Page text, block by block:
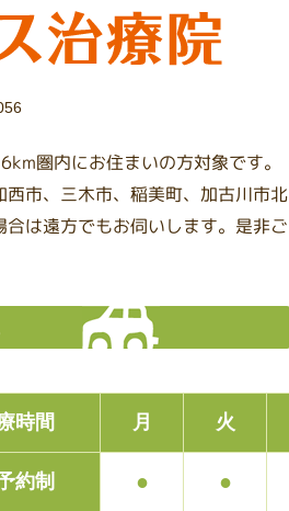
圏内にお住まいの方対象です。
市、三木市、稲美町、加古川市北
は遠方でもお伺いします。是非ご
時間 月 火
約制 ● ●